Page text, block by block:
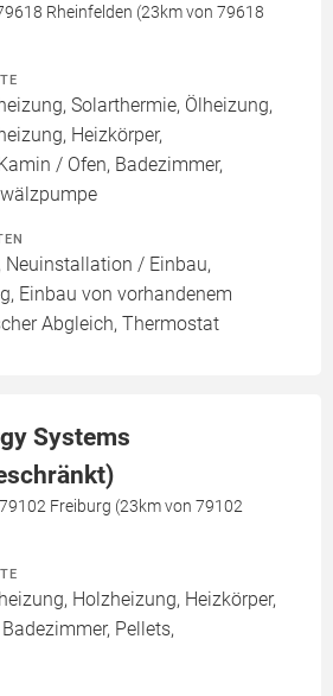
Rheinfelden (23km von 79618
Solarthermie, Ölheizung,
Heizkörper,
/ Ofen, Badezimmer,
Neuinstallation / Einbau,
Einbau von vorhandenem
Abgleich, Thermostat
Systems
Freiburg (23km von 79102
Holzheizung, Heizkörper,
Pellets,